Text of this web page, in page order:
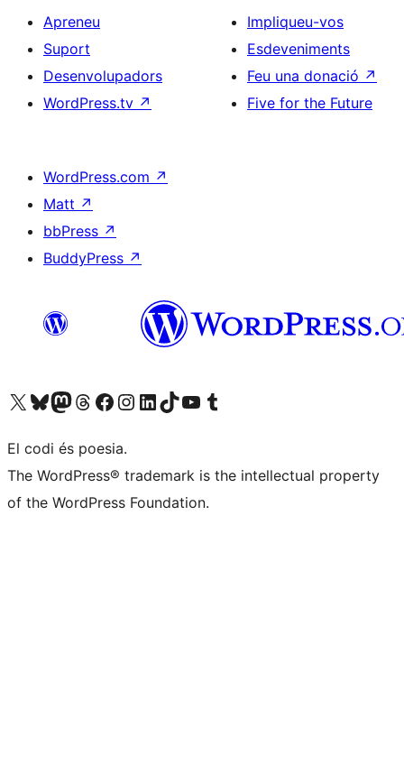
Apreneu
Suport
Desenvolupadors
WordPress.tv ↗
Impliqueu-vos
Esdeveniments
Feu una donació ↗
Five for the Future
WordPress.com ↗
Matt ↗
bbPress ↗
BuddyPress ↗
Visiteu el nostre compte X (abans Twitter)
Visiteu el nostre compte de Bluesky
Visiteu el nostre compte al Mastodon
Visiteu el nostre compte de Threads
Visiteu la nostra pàgina al Facebook
Visiteu el nostre compte d'Instagram
Visiteu el nostre compte de LinkedIn
Visiteu el nostre compte de TikTok
Visiteu el nostre canal al YouTube
Visiteu el nostre compte de Tumblr
El codi és poesia.
The WordPress® trademark is the intellectual property
of the WordPress Foundation.